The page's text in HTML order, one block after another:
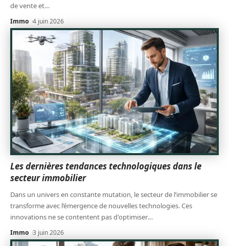
de vente et…
Immo 4 juin 2026
Les dernières tendances technologiques dans le
secteur immobilier
Dans un univers en constante mutation, le secteur de l’immobilier se
transforme avec l’émergence de nouvelles technologies. Ces
innovations ne se contentent pas d'optimiser…
Immo 3 juin 2026